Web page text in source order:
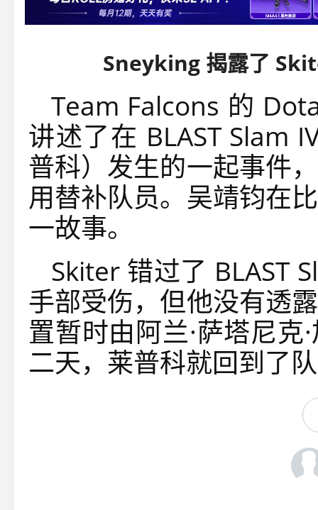
Sneyking 揭露了
Team Falcons 的
讲述了在 BLAST Slam
普科）发生的一起事件
用替补队员。吴靖钧在
一故事。
Skiter 错过了 BLAST
手部受伤，但他没有透
置暂时由阿兰·萨塔尼
二天，莱普科就回到了